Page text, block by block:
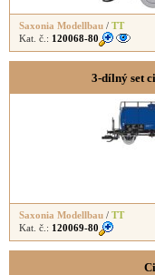
Saxonia Modellbau / TT
Kat. č.: 120068-80
3-dílný set
Saxonia Modellbau / TT
Kat. č.: 120069-80